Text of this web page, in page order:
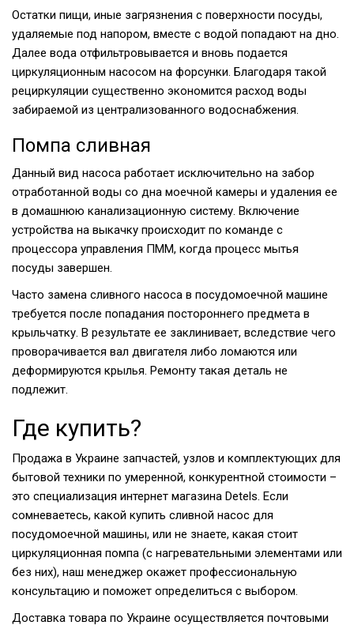
Остатки пищи, иные загрязнения с поверхности посуды,
удаляемые под напором, вместе с водой попадают на дно.
Далее вода отфильтровывается и вновь подается
циркуляционным насосом на форсунки. Благодаря такой
рециркуляции существенно экономится расход воды
забираемой из централизованного водоснабжения.
Помпа сливная
Данный вид насоса работает исключительно на забор
отработанной воды со дна моечной камеры и удаления ее
в домашнюю канализационную систему. Включение
устройства на выкачку происходит по команде с
процессора управления ПММ, когда процесс мытья
посуды завершен.
Часто замена сливного насоса в посудомоечной машине
требуется после попадания постороннего предмета в
крыльчатку. В результате ее заклинивает, вследствие чего
проворачивается вал двигателя либо ломаются или
деформируются крылья. Ремонту такая деталь не
подлежит.
Где купить?
Продажа в Украине запчастей, узлов и комплектующих для
бытовой техники по умеренной, конкурентной стоимости –
это специализация интернет магазина Detels. Если
сомневаетесь, какой купить сливной насос для
посудомоечной машины, или не знаете, какая стоит
циркуляционная помпа (с нагревательными элементами или
без них), наш менеджер окажет профессиональную
консультацию и поможет определиться с выбором.
Доставка товара по Украине осуществляется почтовыми